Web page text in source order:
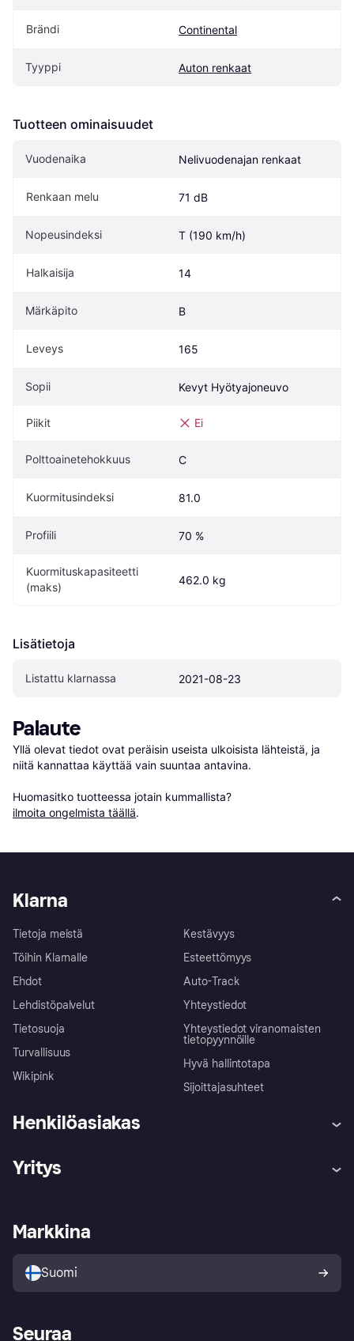
Brändi Continental
Tyyppi Auton renkaat
Tuotteen ominaisuudet
Vuodenaika Nelivuodenajan renkaat
Renkaan melu 71 dB
Nopeusindeksi T (190 km/h)
Halkaisija 14
Märkäpito B
Leveys 165
Sopii Kevyt Hyötyajoneuvo
Piikit Ei
Polttoainetehokkuus C
Kuormitusindeksi 81.0
Profiili 70 %
Kuormituskapasiteetti
(maks)
462.0 kg
Lisätietoja
Listattu klarnassa 2021-08-23
Palaute
Yllä olevat tiedot ovat peräisin useista ulkoisista lähteistä, ja
niitä kannattaa käyttää vain suuntaa antavina.
Huomasitko tuotteessa jotain kummallista?
ilmoita ongelmista täällä.
Klarna
Tietoja meistä
Töihin Klarnalle
Ehdot
Lehdistöpalvelut
Tietosuoja
Turvallisuus
Wikipink
Kestävyys
Esteettömyys
Auto-Track
Yhteystiedot
Yhteystiedot viranomaisten
tietopyynnöille
Hyvä hallintotapa
Sijoittajasuhteet
Henkilöasiakas
Ohje
Kirjaudu sisään
Tutustu kauppoihin
Ostajan turva
Yritys
Kirjaudu sisään yrityksenä
Markkina
Suomi
Seuraa